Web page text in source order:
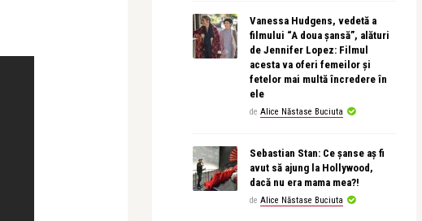
Vanessa Hudgens, vedetă a
filmului “A doua șansă”, alături
de Jennifer Lopez: Filmul
acesta va oferi femeilor și
fetelor mai multă încredere în
ele
de Alice Năstase Buciuta
Sebastian Stan: Ce șanse aș fi
avut să ajung la Hollywood,
dacă nu era mama mea?!
de Alice Năstase Buciuta